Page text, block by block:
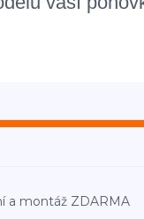
a montáž ZDARMA